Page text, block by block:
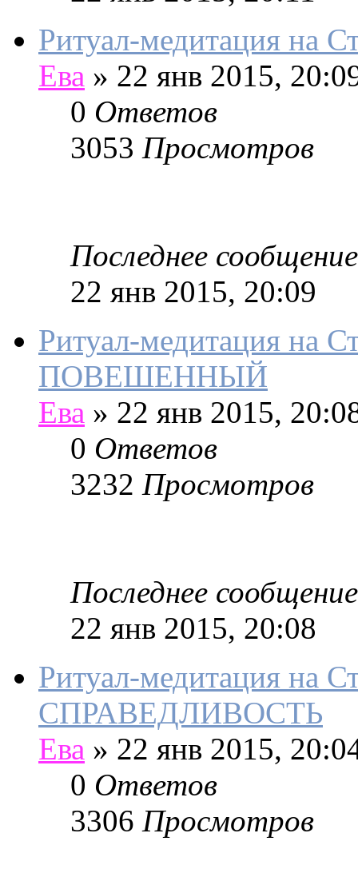
Ритуал-медитация на
Ева » 22 янв 2015,
0 Ответов
3053 Просмотров
Последнее сообщение
22 янв 2015, 20:09
Ритуал-медитация на
ПОВЕШЕННЫЙ
Ева » 22 янв 2015,
0 Ответов
3232 Просмотров
Последнее сообщение
22 янв 2015, 20:08
Ритуал-медитация на
СПРАВЕДЛИВОСТЬ
Ева » 22 янв 2015,
0 Ответов
3306 Просмотров